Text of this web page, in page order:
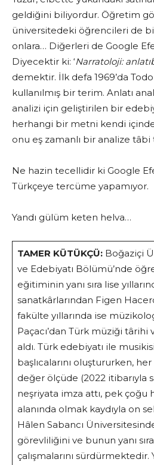
geldiğini biliyordur. Öğretim
üniversitedeki öğrencileri de
onlara… Diğerleri de Google
Diyecektir ki: ‘Narratoloji:
demektir. İlk defa 1969’da
kullanılmış bir terim. Anlatı
analizi için geliştirilen bir
herhangi bir metni kendi
onu eş zamanlı bir analize tâbi
Ne hazin tecellidir ki Google
Türkçeye tercüme yapamıyor.
Yandı gülüm keten helva…
TAMER KÜTÜKÇÜ:Boğaziçi
ve Edebiyatı Bölümü’nde
eğitiminin yanı sıra lise
sanatkârlarından Figen
fakülte yıllarında ise
Paçacı’dan Türk müziği târihi
aldı. Türk edebiyatı ile
başlıcalarını oluştururken,
değer ölçüde (2022 itibarıyla
neşriyata imza attı, pek çoğu
alanında olmak kaydıyla on
Hâlen Sabancı
görevliliğini ve bunun yanı
çalışmalarını sürdürmektedir.